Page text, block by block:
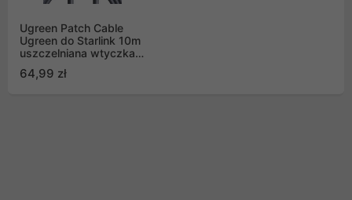
Ugreen Patch Cable
Ugreen do Starlink 10m
uszczelniana wtyczka -
64,99 zł